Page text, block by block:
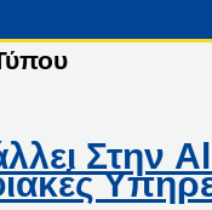
Στην